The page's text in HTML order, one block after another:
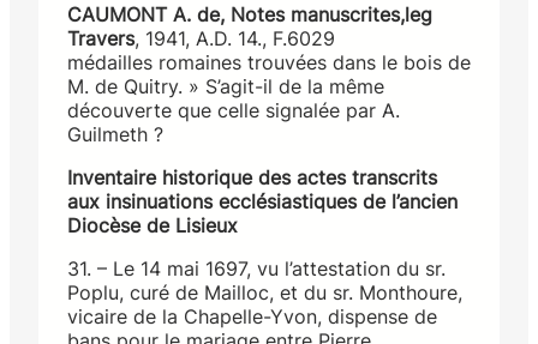
CAUMONT A. de, Notes manuscrites,leg
Travers, 1941, A.D. 14., F.6029
médailles romaines trouvées dans le bois de
M. de Quitry. » S’agit-il de la même
découverte que celle signalée par A.
Guilmeth ?
Inventaire historique des actes transcrits
aux insinuations ecclésiastiques de l’ancien
Diocèse de Lisieux
31. – Le 14 mai 1697, vu l’attestation du sr.
Poplu, curé de Mailloc, et du sr. Monthoure,
vicaire de la Chapelle-Yvon, dispense de